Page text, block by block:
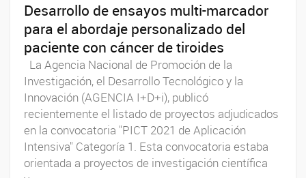
Desarrollo de ensayos multi-marcador
para el abordaje personalizado del
paciente con cáncer de tiroides
La Agencia Nacional de Promoción de la
Investigación, el Desarrollo Tecnológico y la
Innovación (AGENCIA I+D+i), publicó
recientemente el listado de proyectos adjudicados
en la convocatoria "PICT 2021 de Aplicación
Intensiva" Categoría 1. Esta convocatoria estaba
orientada a proyectos de investigación científica